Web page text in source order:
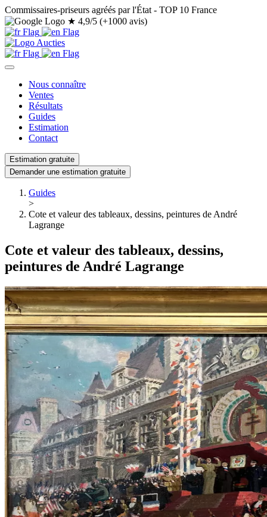
Commissaires-priseurs agréés par l'État - TOP 10 France
★ 4,9/5 (+1000 avis)
Nous connaître
Ventes
Résultats
Guides
Estimation
Contact
Estimation gratuite
Demander une estimation gratuite
Guides
>
Cote et valeur des tableaux, dessins, peintures de André
Lagrange
Cote et valeur des tableaux, dessins,
peintures de André Lagrange